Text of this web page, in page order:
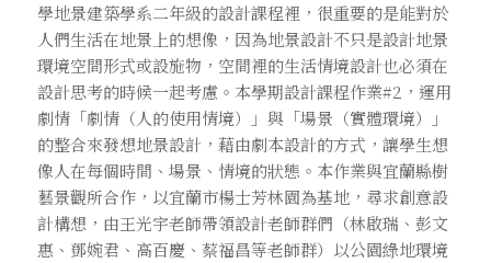
學地景建築學系二年級的設計課程裡，很重要的是能對於
人們生活在地景上的想像，因為地景設計不只是設計地景
環境空間形式或設施物，空間裡的生活情境設計也必須在
設計思考的時候一起考慮。本學期設計課程作業#2，運用
劇情「劇情（人的使用情境）」與「場景（實體環境）」
的整合來發想地景設計，藉由劇本設計的方式，讓學生想
像人在每個時間、場景、情境的狀態。本作業與宜蘭縣樹
藝景觀所合作，以宜蘭市楊士芳林園為基地，尋求創意設
計構想，由王光宇老師帶領設計老師群們（林啟瑞、彭文
惠、鄧婉君、高百慶、蔡福昌等老師群）以公園綠地環境